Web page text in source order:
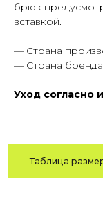
брюк
вставкой.
— Страна
— Страна бренда
Уход согласно
Возврат
и обмен
14 дней